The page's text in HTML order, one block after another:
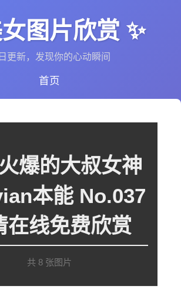
图片欣赏 ✨
更新，发现你的心动瞬间
首页
爆的大叔女神
本能 No.037
在线免费欣赏
共 8 张图片